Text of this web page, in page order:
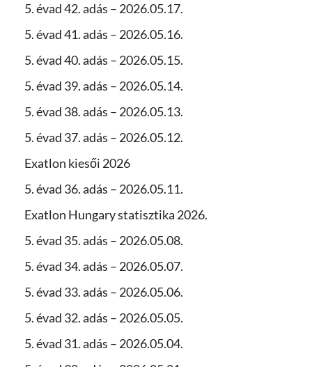
5. évad 42. adás – 2026.05.17.
5. évad 41. adás – 2026.05.16.
5. évad 40. adás – 2026.05.15.
5. évad 39. adás – 2026.05.14.
5. évad 38. adás – 2026.05.13.
5. évad 37. adás – 2026.05.12.
Exatlon kiesői 2026
5. évad 36. adás – 2026.05.11.
Exatlon Hungary statisztika 2026.
5. évad 35. adás – 2026.05.08.
5. évad 34. adás – 2026.05.07.
5. évad 33. adás – 2026.05.06.
5. évad 32. adás – 2026.05.05.
5. évad 31. adás – 2026.05.04.